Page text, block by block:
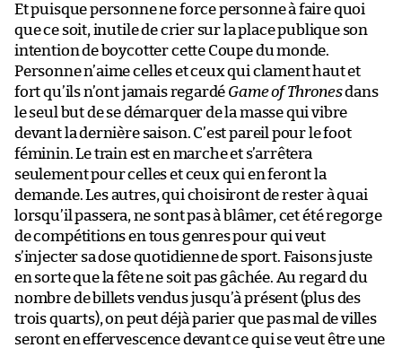
Et puisque personne ne force personne à faire quoi
que ce soit, inutile de crier sur la place publique son
intention de boycotter cette Coupe du monde.
Personne n’aime celles et ceux qui clament haut et
fort qu’ils n’ont jamais regardé Game of Thronesdans
le seul but de se démarquer de la masse qui vibre
devant la dernière saison. C’est pareil pour le foot
féminin. Le train est en marche et s’arrêtera
seulement pour celles et ceux qui en feront la
demande. Les autres, qui choisiront de rester à quai
lorsqu’il passera, ne sont pas à blâmer, cet été regorge
de compétitions en tous genres pour qui veut
s’injecter sa dose quotidienne de sport. Faisons juste
en sorte que la fête ne soit pas gâchée. Au regard du
nombre de billets vendus jusqu’à présent (plus des
trois quarts), on peut déjà parier que pas mal de villes
seront en effervescence devant ce qui se veut être une